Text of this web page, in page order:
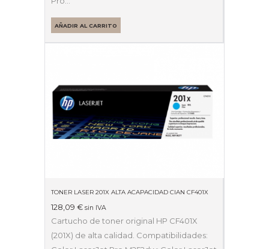
AÑADIR AL CARRITO
TONER LASER 201X ALTA ACAPACIDAD CIAN CF401X
128,09 € sin IVA
Cartucho de toner original HP CF401X
(201X) de alta calidad. Compatibilidades: